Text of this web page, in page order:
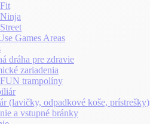
Games Areas
dráha pre zdravie
zariadenia
trampolíny
(lavičky, odpadkové koše, prístrešky)
a vstupné bránky